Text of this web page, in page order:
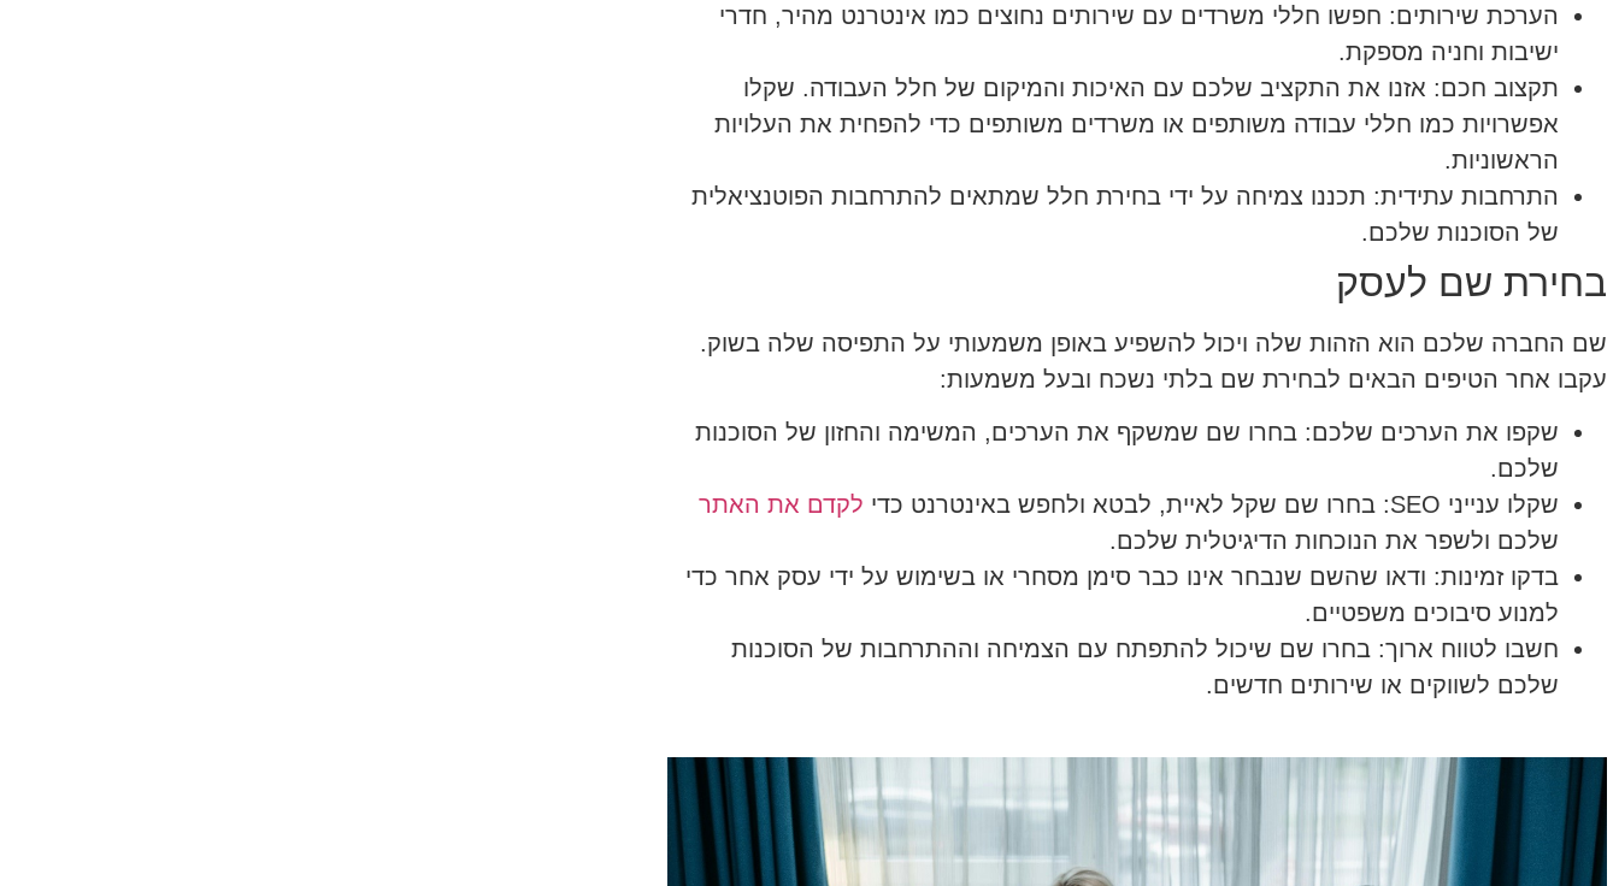
הערכת שירותים: חפשו חללי משרדים עם שירותים נחוצים כמו אינטרנט מהיר, חדרי
ישיבות וחניה מספקת.
תקצוב חכם: אזנו את התקציב שלכם עם האיכות והמיקום של חלל העבודה. שקלו
אפשרויות כמו חללי עבודה משותפים או משרדים משותפים כדי להפחית את העלויות
הראשוניות.
התרחבות עתידית: תכננו צמיחה על ידי בחירת חלל שמתאים להתרחבות הפוטנציאלית
של הסוכנות שלכם.
בחירת שם לעסק
שם החברה שלכם הוא הזהות שלה ויכול להשפיע באופן משמעותי על התפיסה שלה בשוק.
עקבו אחר הטיפים הבאים לבחירת שם בלתי נשכח ובעל משמעות:
שקפו את הערכים שלכם: בחרו שם שמשקף את הערכים, המשימה והחזון של הסוכנות
שלכם.
שקלו ענייני SEO:
בחרו שם שקל לאיית, לבטא ולחפש באינטרנט כדי לקדם את האתר
שלכם ולשפר את הנוכחות הדיגיטלית שלכם.
בדקו זמינות: ודאו שהשם שנבחר אינו כבר סימן מסחרי או בשימוש על ידי עסק אחר כדי
למנוע סיבוכים משפטיים.
חשבו לטווח ארוך: בחרו שם שיכול להתפתח עם הצמיחה וההתרחבות של הסוכנות
שלכם לשווקים או שירותים חדשים.